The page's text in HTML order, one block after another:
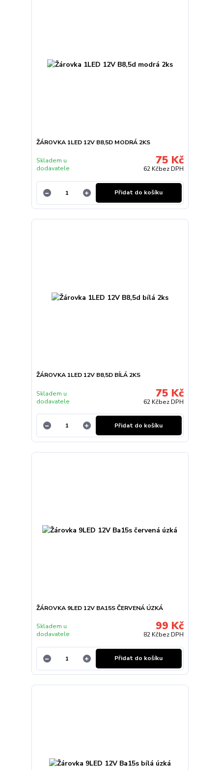
ŽÁROVKA 1LED 12V B8,5D MODRÁ 2KS
75 Kč
62 Kčbez DPH
Skladem u
dodavatele
Přidat do košíku
ŽÁROVKA 1LED 12V B8,5D BÍLÁ 2KS
75 Kč
62 Kčbez DPH
Skladem u
dodavatele
Přidat do košíku
ŽÁROVKA 9LED 12V BA15S ČERVENÁ ÚZKÁ
99 Kč
82 Kčbez DPH
Skladem u
dodavatele
Přidat do košíku